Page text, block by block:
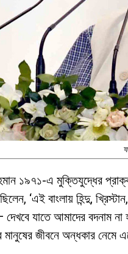
১৯৭১-এ মুক্তিযুদ্ধের
‘এই বাংলায় হিন্দু,
যাতে আমাদের বদনাম
মানুষের জীবনে অন্ধকার